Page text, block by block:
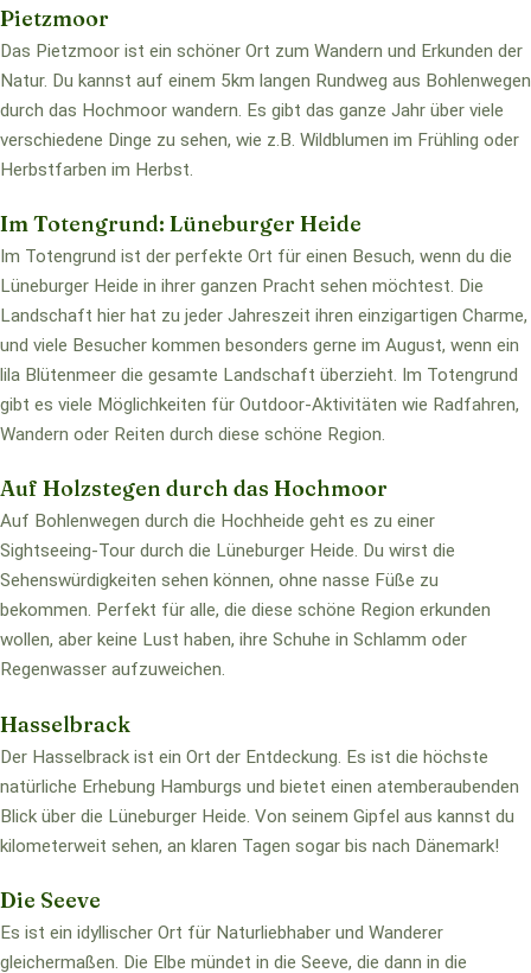
Pietzmoor
Das Pietzmoor ist ein schöner Ort zum Wandern und Erkunden der
Natur. Du kannst auf einem 5km langen Rundweg aus Bohlenwegen
durch das Hochmoor wandern. Es gibt das ganze Jahr über viele
verschiedene Dinge zu sehen, wie z.B. Wildblumen im Frühling oder
Herbstfarben im Herbst.
Im Totengrund: Lüneburger Heide
Im Totengrund ist der perfekte Ort für einen Besuch, wenn du die
Lüneburger Heide in ihrer ganzen Pracht sehen möchtest. Die
Landschaft hier hat zu jeder Jahreszeit ihren einzigartigen Charme,
und viele Besucher kommen besonders gerne im August, wenn ein
lila Blütenmeer die gesamte Landschaft überzieht. Im Totengrund
gibt es viele Möglichkeiten für Outdoor-Aktivitäten wie Radfahren,
Wandern oder Reiten durch diese schöne Region.
Auf Holzstegen durch das Hochmoor
Auf Bohlenwegen durch die Hochheide geht es zu einer
Sightseeing-Tour durch die Lüneburger Heide. Du wirst die
Sehenswürdigkeiten sehen können, ohne nasse Füße zu
bekommen. Perfekt für alle, die diese schöne Region erkunden
wollen, aber keine Lust haben, ihre Schuhe in Schlamm oder
Regenwasser aufzuweichen.
Hasselbrack
Der Hasselbrack ist ein Ort der Entdeckung. Es ist die höchste
natürliche Erhebung Hamburgs und bietet einen atemberaubenden
Blick über die Lüneburger Heide. Von seinem Gipfel aus kannst du
kilometerweit sehen, an klaren Tagen sogar bis nach Dänemark!
Die Seeve
Es ist ein idyllischer Ort für Naturliebhaber und Wanderer
gleichermaßen. Die Elbe mündet in die Seeve, die dann in die